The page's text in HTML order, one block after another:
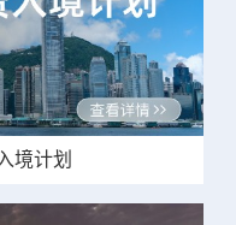
境计划